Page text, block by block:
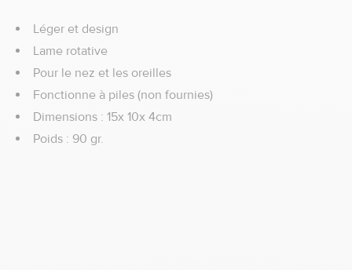
Léger et design
Lame rotative
Pour le nez et les oreilles
Fonctionne à piles (non fournies)
Dimensions : 15x 10x 4cm
Poids : 90 gr.